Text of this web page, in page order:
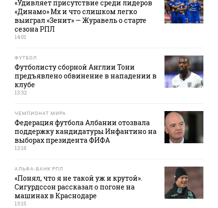
«Удивляет присутствие среди лидеров
«Динамо» Мх и что слишком легко
выиграл «Зенит» — Журавель о старте
сезона РПЛ
14:01
ФУТБОЛ
Футболисту сборной Англии Тони
предъявлено обвинение в нападении в
клубе
13:32
ЧЕМПИОНАТ МИРА
Федерация футбола Албании отозвала
поддержку кандидатуры Инфантино на
выборах президента ФИФА
13:18
АЛЬФА-БАНК РПЛ
«Понял, что я не такой уж и крутой».
Сигурдссон рассказал о погоне на
машинах в Краснодаре
13:15